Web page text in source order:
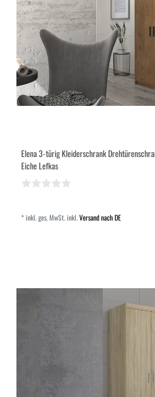
Elena 3-türig Kleiderschrank
Eiche Lefkas
*inkl. ges. MwSt.inkl.Versand nach DE